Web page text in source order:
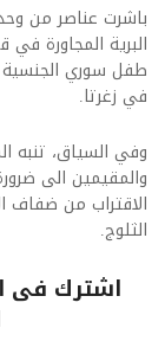
باشرت عناصر من
البرية المجاورة في
طفل سوري
في زغرتا.
وفي السياق، تنبه
والمقيمين الى
الاقتراب من ضفاف
الثلوج.
اشترك فى